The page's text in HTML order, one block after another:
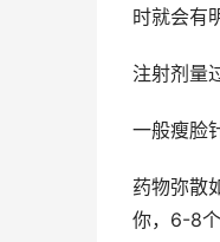
时就会有
注射剂量
一般瘦脸
药物弥散
你，6-8个